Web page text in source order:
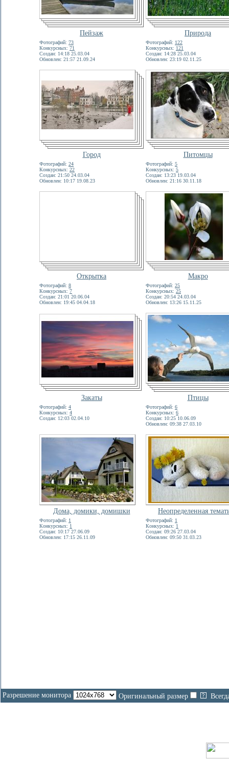
Пейзаж Природа
Фотографий: 73
Конкурсных: 71
Создан: 14:18 25.03.04
Обновлен: 21:57 21.09.24
Фотографий: 122
Конкурсных: 121
Создан: 14:28 25.03.04
Обновлен: 23:19 02.11.25
Город Питомцы
Фотографий: 24
Конкурсных: 22
Создан: 21:50 24.03.04
Обновлен: 10:17 19.08.23
Фотографий: 5
Конкурсных: 5
Создан: 13:23 19.03.04
Обновлен: 21:16 30.11.18
Открытка Макро
Фотографий: 8
Конкурсных: 7
Создан: 21:01 20.06.04
Обновлен: 19:45 04.04.18
Фотографий: 25
Конкурсных: 25
Создан: 20:54 24.03.04
Обновлен: 13:26 15.11.25
Закаты Птицы
Фотографий: 4
Конкурсных: 4
Создан: 12:03 02.04.10
Фотографий: 6
Конкурсных: 6
Создан: 10:25 10.06.09
Обновлен: 09:38 27.03.10
Дома, домики, домишки Неопределенная
Фотографий: 1
Конкурсных: 1
Создан: 10:17 27.06.09
Обновлен: 17:15 26.11.09
Фотографий: 1
Конкурсных: 1
Создан: 09:26 27.03.04
Обновлен: 09:50 31.03.23
Разрешение монитора Оригинальный размер